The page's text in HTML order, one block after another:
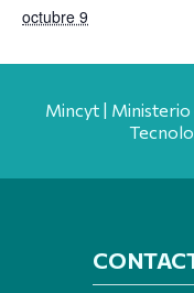
octubre 9
Mincyt | Ministerio